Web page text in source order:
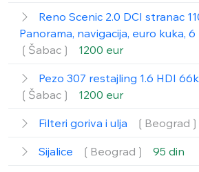
Reno Scenic 2.0 DCI stranac
Panorama, navigacija, euro kuka,
❲Šabac❳
1200 eur
Pezo 307 restajling 1.6 HDI
❲Šabac❳
1200 eur
Filteri goriva i ulja ❲Beograd❳
Sijalice ❲Beograd❳ 95 din